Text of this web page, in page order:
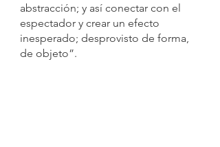
abstracción; y así conectar con el
espectador y crear un efecto
inesperado; desprovisto de forma,
de objeto”.